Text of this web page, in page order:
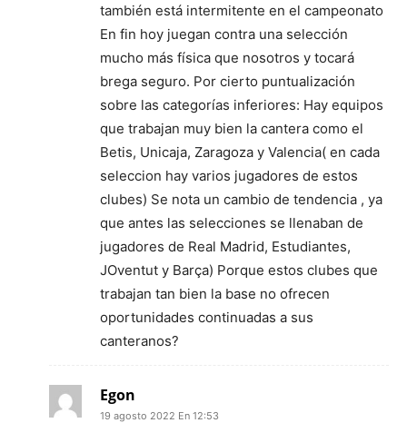
también está intermitente en el campeonato
En fin hoy juegan contra una selección
mucho más física que nosotros y tocará
brega seguro. Por cierto puntualización
sobre las categorías inferiores: Hay equipos
que trabajan muy bien la cantera como el
Betis, Unicaja, Zaragoza y Valencia( en cada
seleccion hay varios jugadores de estos
clubes) Se nota un cambio de tendencia , ya
que antes las selecciones se llenaban de
jugadores de Real Madrid, Estudiantes,
JOventut y Barça) Porque estos clubes que
trabajan tan bien la base no ofrecen
oportunidades continuadas a sus
canteranos?
Egon
19 agosto 2022 En 12:53